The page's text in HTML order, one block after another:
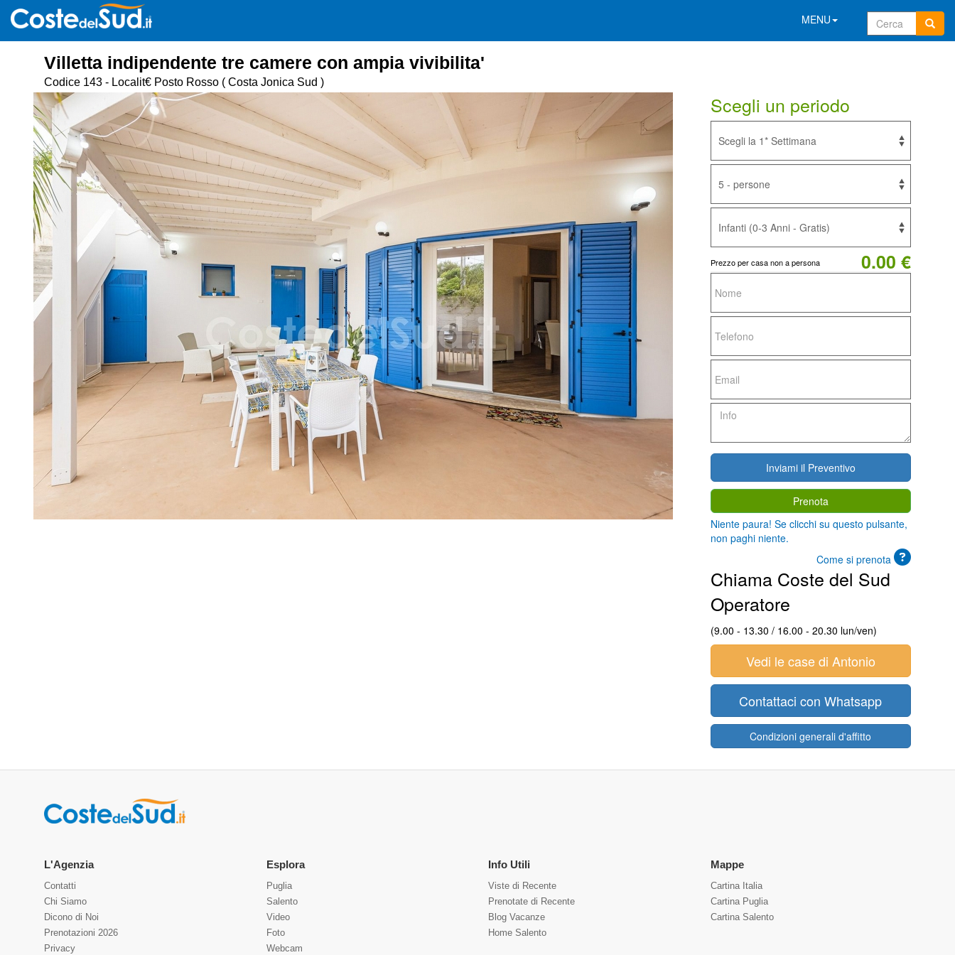
MENU
Villetta indipendente tre camere con ampia vivibilita'
Codice 143 - Localit€ Posto Rosso ( Costa Jonica Sud )
Scegli un periodo
Prezzo per casa non a persona 0.00 €
Prenota
Niente paura! Se clicchi su questo pulsante,
non paghi niente.
Come si prenota
Chiama Coste del Sud
Operatore
(9.00 - 13.30 / 16.00 - 20.30 lun/ven)
Vedi le case di Antonio
Contattaci con Whatsapp
Condizioni generali d'affitto
L'Agenzia
Contatti
Chi Siamo
Dicono di Noi
Prenotazioni 2026
Privacy
Esplora
Puglia
Salento
Video
Foto
Webcam
Info Utili
Viste di Recente
Prenotate di Recente
Blog Vacanze
Home Salento
Mappe
Cartina Italia
Cartina Puglia
Cartina Salento